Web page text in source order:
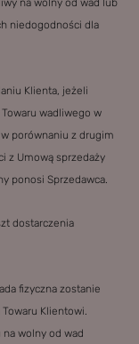
na wolny od wad lub
niedogodności dla
Klienta, jeżeli
wadliwego w
porównaniu z drugim
z Umową sprzedaży
ponosi Sprzedawca.
dostarczenia
fizyczna zostanie
Klientowi.
wolny od wad